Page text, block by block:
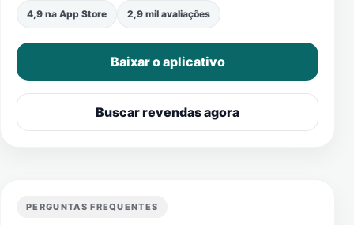
4,9 na App Store 2,9 mil avaliações
Baixar o aplicativo
Buscar revendas agora
PERGUNTAS FREQUENTES